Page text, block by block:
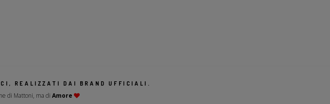
REALIZZATI DAI BRAND UFFICIALI.
di Mattoni, ma di Amore